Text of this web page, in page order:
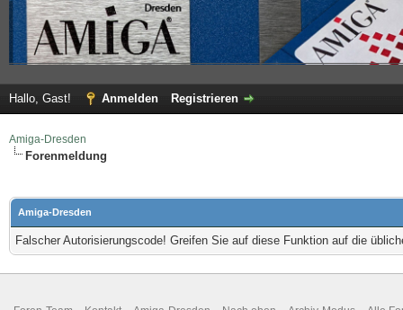
Hallo, Gast! Anmelden Registrieren
Amiga-Dresden
Forenmeldung
Amiga-Dresden
Falscher Autorisierungscode! Greifen Sie auf diese Funktion auf die